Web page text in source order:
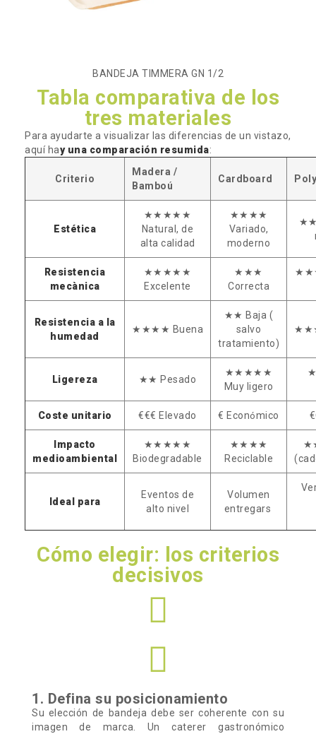
BANDEJA TIMMERA GN 1/2
Tabla comparativa de los
tres materiales
Para ayudarte a visualizar las diferencias de un vistazo,
aquí hay una comparación resumida:
Criterio
Madera /
Bamboú
Cardboard
Estética
★★★★★
Natural, de
alta calidad
★★★★
Variado,
moderno
Resistencia
mecànica
★★★★★
Excelente
★★★
Correcta
Resistencia a la
humedad
★★★★ Buena
★★ Baja (
salvo
tratamiento)
Ligereza ★★ Pesado
★★★★★
Muy ligero
Coste unitario €€€ Elevado € Económico
Impacto
medioambiental
★★★★★
Biodegradable
★★★★
Reciclable
Ideal para
Eventos de
alto nivel
Volumen
entregars
Cómo elegir: los criterios
decisivos
1. Defina su posicionamiento
Su elección de bandeja debe ser coherente con su
imagen de marca. Un caterer gastronómico